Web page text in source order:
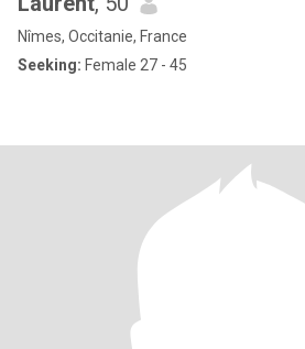
Nîmes, Occitanie, France
Seeking: Female 27 - 45